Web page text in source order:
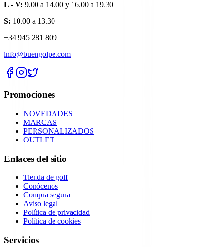
L - V: 9.00 a 14.00 y 16.00 a 19.30
S: 10.00 a 13.30
+34 945 281 809
info@buengolpe.com
Promociones
NOVEDADES
MARCAS
PERSONALIZADOS
OUTLET
Enlaces del sitio
Tienda de golf
Conócenos
Compra segura
Aviso legal
Política de privacidad
Política de cookies
Servicios